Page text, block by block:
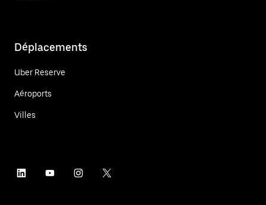
Déplacements
Uber Reserve
Aéroports
Villes